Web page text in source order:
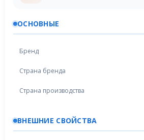
ОСНОВНЫЕ
Бренд
Страна бренда
Страна производства
ВНЕШНИЕ СВОЙСТВА